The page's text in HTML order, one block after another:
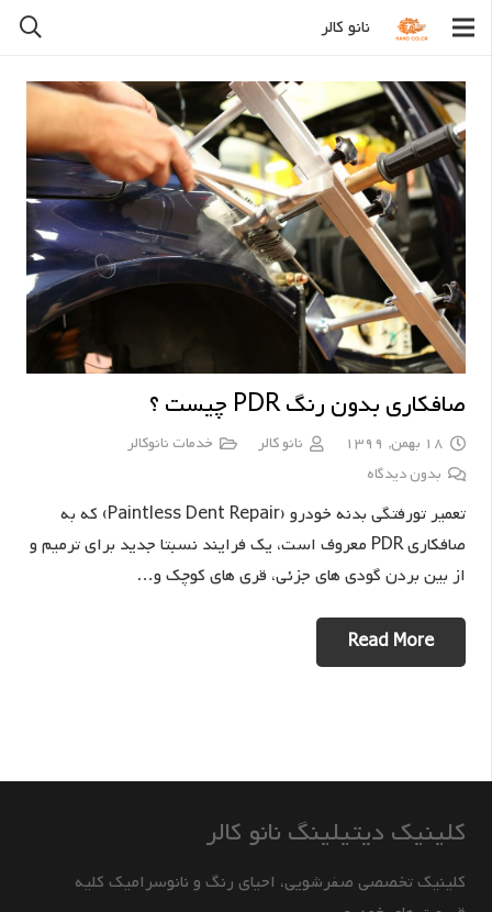
نانو کالر
صافکاری بدون رنگ PDR چیست ؟
18 بهمن, 1399 نانو کالر
خدمات نانوکالر
بدون دیدگاه
تعمیر تورفتگی بدنه خودرو (Paintless Dent Repair) که به
صافکاری PDR معروف است، یک فرایند نسبتا جدید برای ترمیم و
از بین بردن گودی های جزئی، قری های کوچک و…
Read More
کلینیک دیتیلینگ نانو کالر
کلینیک تخصصی صفرشویی، احیای رنگ و نانوسرامیک کلیه